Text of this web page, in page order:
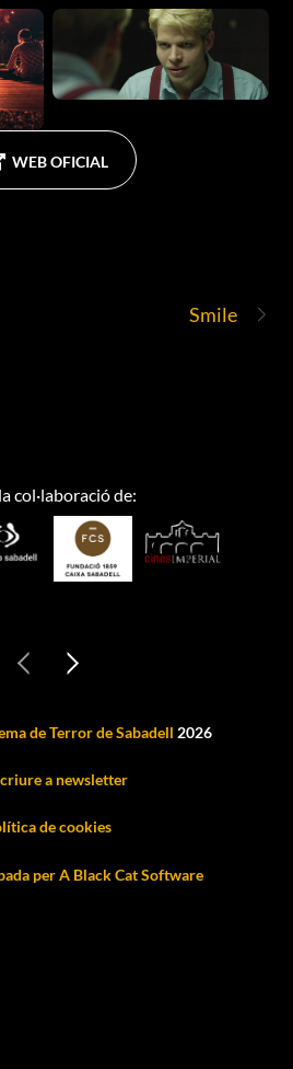
WEB OFICIAL
Smile
col·laboració de:
de Terror de Sabadell 2026
a newsletter
de cookies
per A Black Cat Software